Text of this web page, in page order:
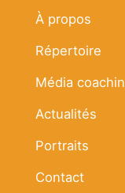
À propos
Répertoire
Média
Actualités
Portraits
Contact